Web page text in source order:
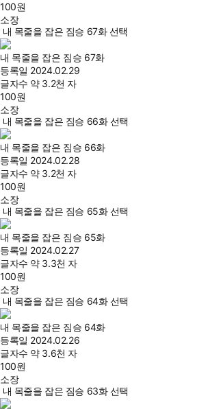
100원
소장
내 목줄을 잡은 짐승 67화 선택
내 목줄을 잡은 짐승 67화
등록일 2024.02.29
글자수 약 3.2천 자
100원
소장
내 목줄을 잡은 짐승 66화 선택
내 목줄을 잡은 짐승 66화
등록일 2024.02.28
글자수 약 3.2천 자
100원
소장
내 목줄을 잡은 짐승 65화 선택
내 목줄을 잡은 짐승 65화
등록일 2024.02.27
글자수 약 3.3천 자
100원
소장
내 목줄을 잡은 짐승 64화 선택
내 목줄을 잡은 짐승 64화
등록일 2024.02.26
글자수 약 3.6천 자
100원
소장
내 목줄을 잡은 짐승 63화 선택